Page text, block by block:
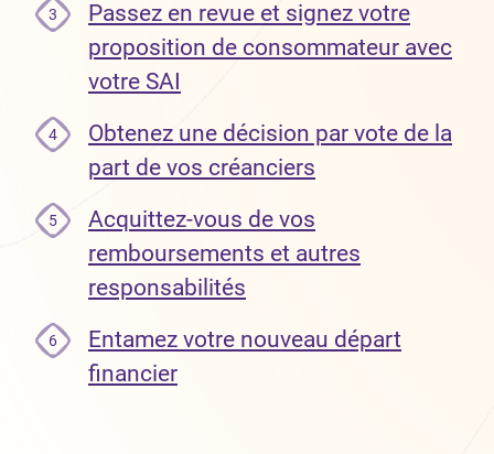
3
Passez en revue et signez votre
proposition de consommateur avec
votre SAI
4
Obtenez une décision par vote de la
part de vos créanciers
5
Acquittez-vous de vos
remboursements et autres
responsabilités
6
Entamez votre nouveau départ
financier